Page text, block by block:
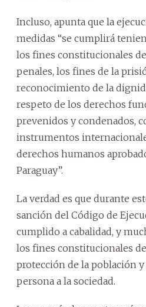
Incluso, apunta que la
medidas “se cumplirá
los fines constitucionales
penales, los fines de la
reconocimiento de la
respeto de los derechos
prevenidos y condenados,
instrumentos
derechos humanos
Paraguay”.
La verdad es que durante
sanción del Código de
cumplido a cabalidad, y
los fines constitucionales
protección de la población
persona a la sociedad.